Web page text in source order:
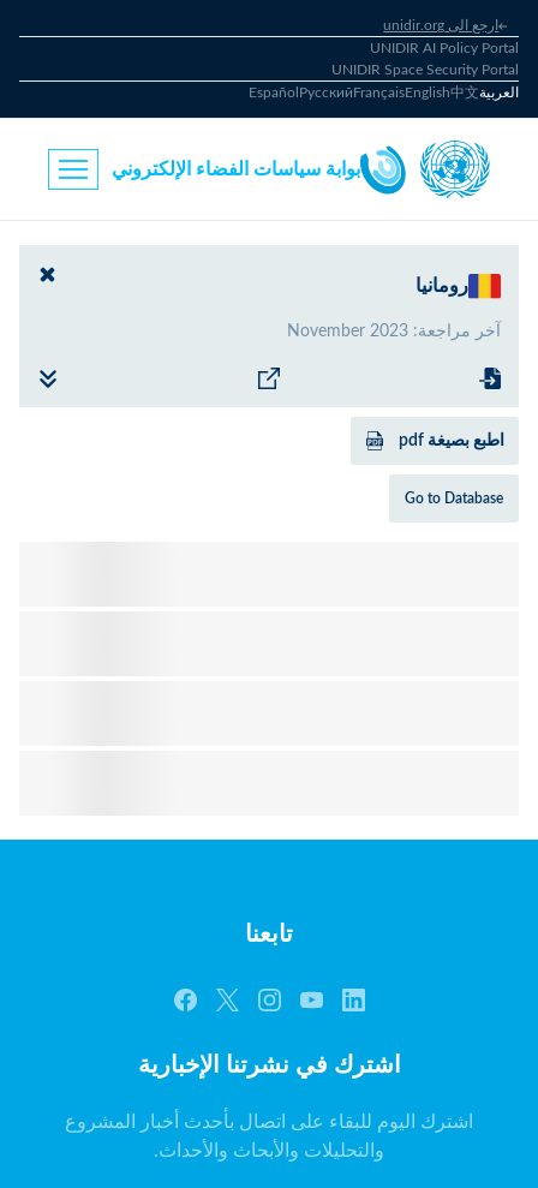
ارجع الى unidir.org
UNIDIR AI Policy Portal
UNIDIR Space Security Portal
العربية中文
English
Français
Русский
Español
بوابة سياسات الفضاء الإلكتروني
رومانيا
آخر مراجعة:
November 2023
اطبع بصيغة pdf
Go to Database
تابعنا
اشترك في نشرتنا الإخبارية
اشترك اليوم للبقاء على اتصال بأحدث أخبار المشروع
والتحليلات والأبحاث والأحداث.